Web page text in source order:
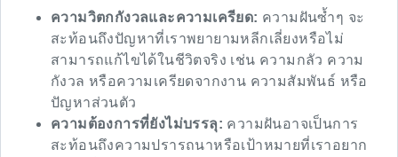
ความวิตกกังวลและความเครียด: ความฝันซ้ำๆ จะ
สะท้อนถึงปัญหาที่เราพยายามหลีกเลี่ยงหรือไม่
สามารถแก้ไขได้ในชีวิตจริง เช่น ความกลัว ความ
กังวล หรือความเครียดจากงาน ความสัมพันธ์ หรือ
ปัญหาส่วนตัว
ความต้องการที่ยังไม่บรรลุ: ความฝันอาจเป็นการ
สะท้อนถึงความปรารถนาหรือเป้าหมายที่เราอยาก